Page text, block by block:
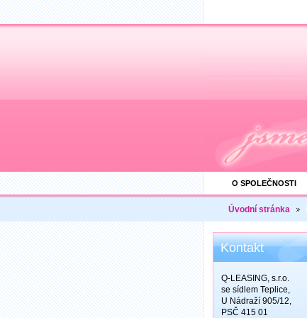
O SPOLEČNOSTI
Úvodní stránka
Kontakt
Q-LEASING, s.r.o.
se sídlem Teplice,
U Nádraží 905/12,
PSČ 415 01